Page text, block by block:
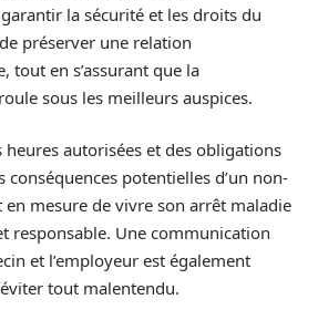
la sécurité et les droits du
préserver une relation
tout en s’assurant que la
sous les meilleurs auspices.
heures autorisées et des obligations
conséquences potentielles d’un non-
en mesure de vivre son arrêt maladie
responsable. Une communication
et l’employeur est également
tout malentendu.